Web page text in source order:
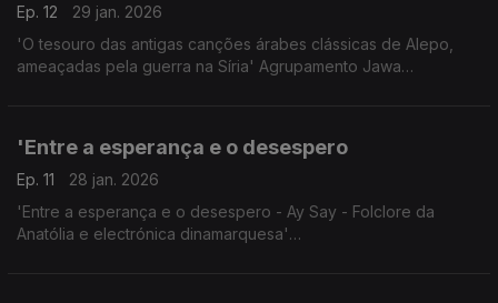
Ep. 12
29 jan. 2026
'O tesouro das antigas canções árabes clássicas de Alepo,
ameaçadas pela guerra na Síria' Agrupamento Jawa
'Entre a esperança e o desespero
Ep. 11
28 jan. 2026
'Entre a esperança e o desespero - Ay Say - Folclore da
Anatólia e electrónica dinamarquesa'